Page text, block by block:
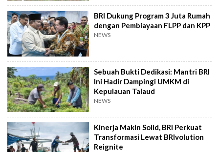
BRI Dukung Program 3 Juta Rumah
dengan Pembiayaan FLPP dan KPP
NEWS
Sebuah Bukti Dedikasi: Mantri BRI
Ini Hadir Dampingi UMKM di
Kepulauan Talaud
NEWS
Kinerja Makin Solid, BRI Perkuat
Transformasi Lewat BRIvolution
Reignite